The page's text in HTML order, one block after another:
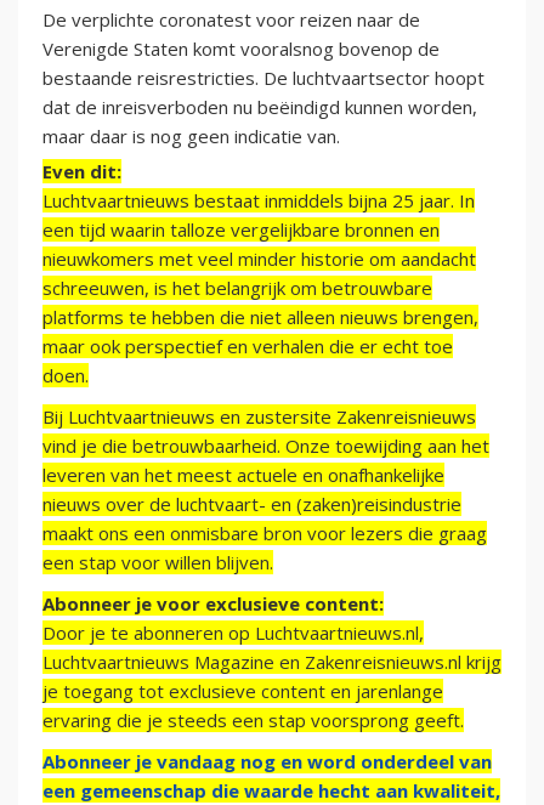
De verplichte coronatest voor reizen naar de
Verenigde Staten komt vooralsnog bovenop de
bestaande reisrestricties. De luchtvaartsector hoopt
dat de inreisverboden nu beëindigd kunnen worden,
maar daar is nog geen indicatie van.
Even dit:
Luchtvaartnieuws bestaat inmiddels bijna 25 jaar. In
een tijd waarin talloze vergelijkbare bronnen en
nieuwkomers met veel minder historie om aandacht
schreeuwen, is het belangrijk om betrouwbare
platforms te hebben die niet alleen nieuws brengen,
maar ook perspectief en verhalen die er echt toe
doen.
Bij Luchtvaartnieuws en zustersite Zakenreisnieuws
vind je die betrouwbaarheid. Onze toewijding aan het
leveren van het meest actuele en onafhankelijke
nieuws over de luchtvaart- en (zaken)reisindustrie
maakt ons een onmisbare bron voor lezers die graag
een stap voor willen blijven.
Abonneer je voor exclusieve content:
Door je te abonneren op Luchtvaartnieuws.nl,
Luchtvaartnieuws Magazine en Zakenreisnieuws.nl krijg
je toegang tot exclusieve content en jarenlange
ervaring die je steeds een stap voorsprong geeft.
Abonneer je vandaag nog en word onderdeel van
een gemeenschap die waarde hecht aan kwaliteit,